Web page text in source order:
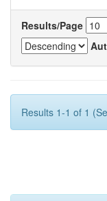
Results/Page
Results 1-1 of 1